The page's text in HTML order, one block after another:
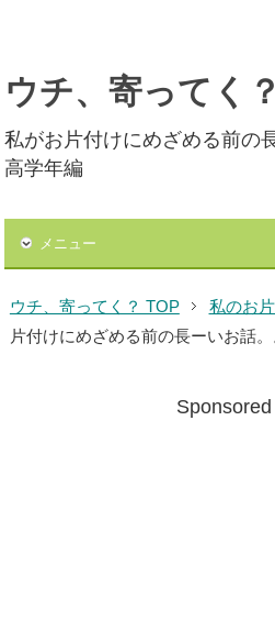
ウチ、寄ってく？
私がお片付けにめざめる前の
高学年編
メニュー
ウチ、寄ってく？ TOP 私のお
片付けにめざめる前の長ーいお話